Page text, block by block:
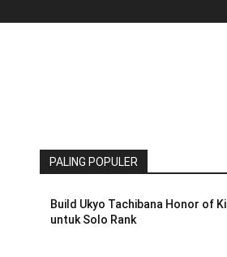
PALING POPULER
Build Ukyo Tachibana Honor of
untuk Solo Rank